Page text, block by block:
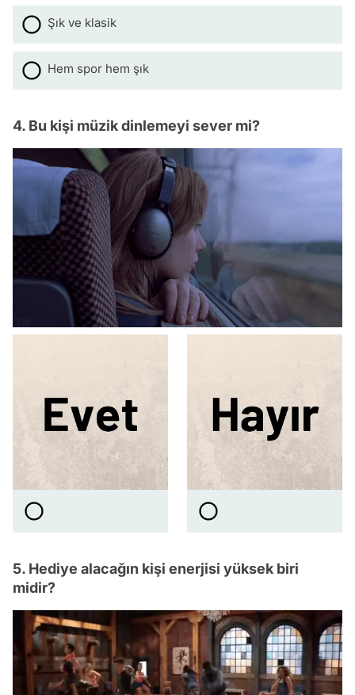
Şık ve klasik
Hem spor hem şık
4. Bu kişi müzik dinlemeyi sever mi?
5. Hediye alacağın kişi enerjisi yüksek biri
midir?